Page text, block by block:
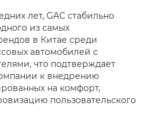
лет, GAC стабильно
из самых
в Китае среди
автомобилей с
что подтверждает
к внедрению
на комфорт,
пользовательского